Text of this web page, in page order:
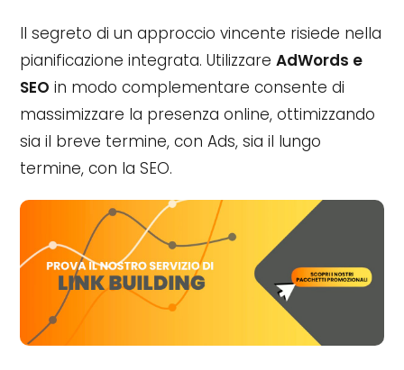
Il segreto di un approccio vincente risiede nella
pianificazione integrata. UtilizzareAdWords e
SEO in modo complementare consente di
massimizzare la presenza online, ottimizzando
sia il breve termine, con Ads, sia il lungo
termine, con la SEO.